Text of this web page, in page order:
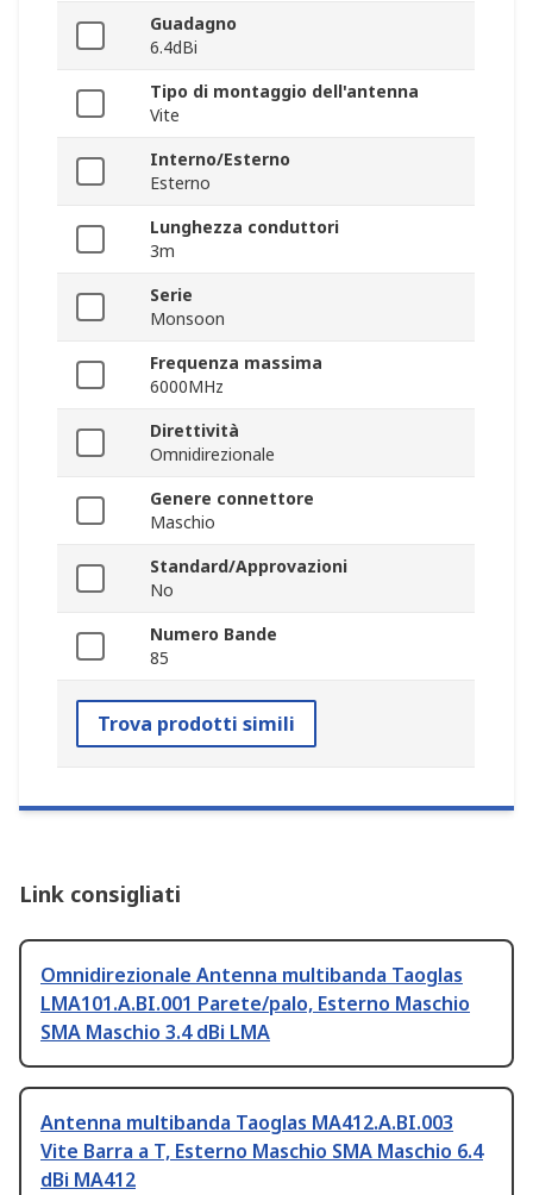
Guadagno
6.4dBi
Tipo di montaggio dell'antenna
Vite
Interno/Esterno
Esterno
Lunghezza conduttori
3m
Serie
Monsoon
Frequenza massima
6000MHz
Direttività
Omnidirezionale
Genere connettore
Maschio
Standard/Approvazioni
No
Numero Bande
85
Trova prodotti simili
Link consigliati
Omnidirezionale Antenna multibanda Taoglas
LMA101.A.BI.001 Parete/palo, Esterno Maschio
SMA Maschio 3.4 dBi LMA
Antenna multibanda Taoglas MA412.A.BI.003
Vite Barra a T, Esterno Maschio SMA Maschio 6.4
dBi MA412